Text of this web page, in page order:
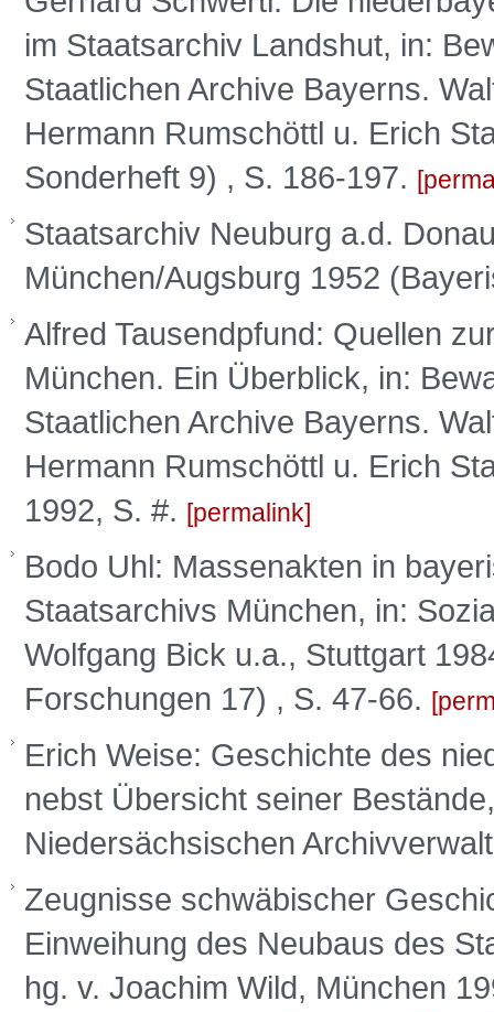
im Staatsarchiv Landshut, in:
Staatlichen Archive Bayerns.
Hermann Rumschöttl u. Erich
Sonderheft 9) , S. 186-197.
Staatsarchiv Neuburg a.d.
München/Augsburg 1952
Alfred Tausendpfund: Quellen
München. Ein Überblick, in:
Staatlichen Archive Bayerns.
Hermann Rumschöttl u. Erich
1992, S. #.
permalink
Bodo Uhl: Massenakten in
Staatsarchivs München, in:
Wolfgang Bick u.a., Stuttgart
Forschungen 17) , S. 47-66.
Erich Weise: Geschichte des
nebst Übersicht seiner
Niedersächsischen
Zeugnisse schwäbischer
Einweihung des Neubaus des
hg. v. Joachim Wild, München